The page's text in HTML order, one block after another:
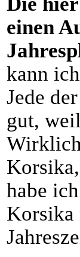
einen
kann
Jede
gut,
habe
Korsika